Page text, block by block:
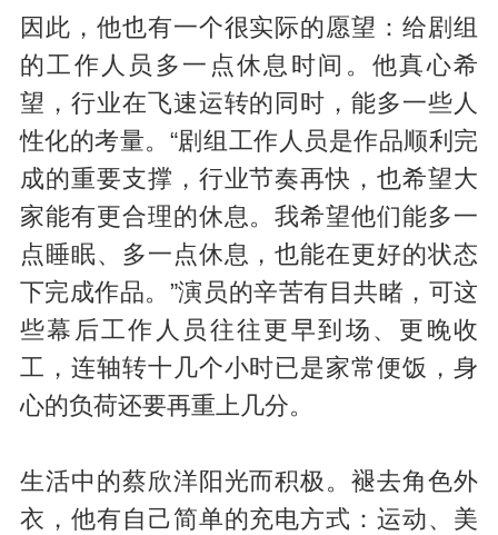
因此，他也有一个很实际的愿望：给剧组
的工作人员多一点休息时间。他真心希
望，行业在飞速运转的同时，能多一些人
性化的考量。“剧组工作人员是作品顺利完
成的重要支撑，行业节奏再快，也希望大
家能有更合理的休息。我希望他们能多一
点睡眠、多一点休息，也能在更好的状态
下完成作品。”演员的辛苦有目共睹，可这
些幕后工作人员往往更早到场、更晚收
工，连轴转十几个小时已是家常便饭，身
心的负荷还要再重上几分。
生活中的蔡欣洋阳光而积极。褪去角色外
衣，他有自己简单的充电方式：运动、美